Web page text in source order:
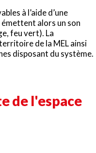
à l’aide d’une
alors un son
feu vert). La
de la MEL ainsi
disposant du système.
de l'espace